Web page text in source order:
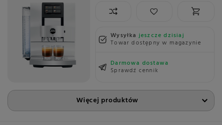
Wysyłkajeszcze dzisiaj
Towar dostępny w magazynie
Darmowa dostawa
Sprawdź cennik
Więcej produktów